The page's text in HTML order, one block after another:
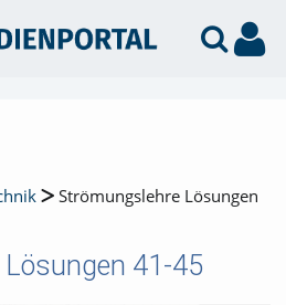
Strömungslehre Lösungen
41-45